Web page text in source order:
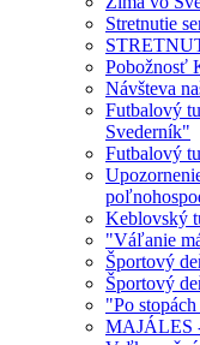
Stretnutie
Pobožnosť
Návšteva
Futbalový
Svederník"
Futbalový
Keblovský
"Váľanie
Športový
Športový
"Po
MAJÁLES